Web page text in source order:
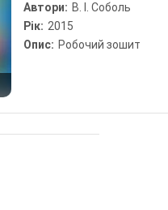
Автори: В. І. Соболь
Рік: 2015
Опис: Робочий зошит